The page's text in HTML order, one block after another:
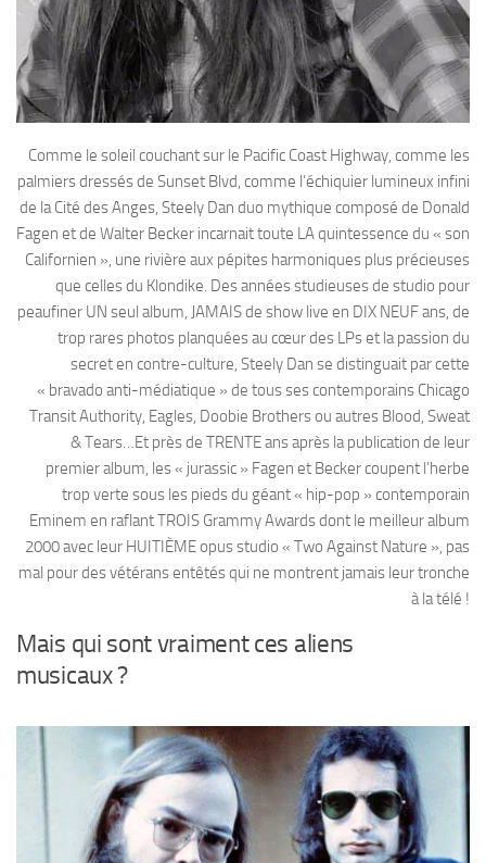
Comme le soleil couchant sur le Pacific Coast Highway, comme les
palmiers dressés de Sunset Blvd, comme l’échiquier lumineux infini
de la Cité des Anges, Steely Dan duo mythique composé de Donald
Fagen et de Walter Becker incarnait toute LA quintessence du « son
Californien », une rivière aux pépites harmoniques plus précieuses
que celles du Klondike. Des années studieuses de studio pour
peaufiner UN seul album, JAMAIS de show live en DIX NEUF ans, de
trop rares photos planquées au cœur des LPs et la passion du
secret en contre-culture, Steely Dan se distinguait par cette
« bravado anti-médiatique » de tous ses contemporains Chicago
Transit Authority, Eagles, Doobie Brothers ou autres Blood, Sweat
& Tears…Et près de TRENTE ans après la publication de leur
premier album, les « jurassic » Fagen et Becker coupent l’herbe
trop verte sous les pieds du géant « hip-pop » contemporain
Eminem en raflant TROIS Grammy Awards dont le meilleur album
2000 avec leur HUITIÈME opus studio « Two Against Nature », pas
mal pour des vétérans entêtés qui ne montrent jamais leur tronche
à la télé !
Mais qui sont vraiment ces aliens
musicaux ?